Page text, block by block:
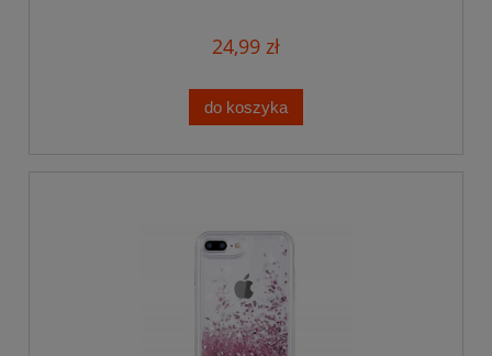
24,99 zł
do koszyka